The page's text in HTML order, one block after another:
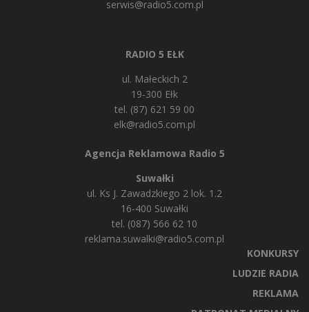
serwis@radio5.com.pl
RADIO 5 EŁK
ul. Małeckich 2
19-300 Ełk
tel. (87) 621 59 00
elk@radio5.com.pl
Agencja Reklamowa Radio 5
Suwałki
ul. Ks J. Zawadzkiego 2 lok. 1.2
16-400 Suwałki
tel. (087) 566 62 10
reklama.suwalki@radio5.com.pl
KONKURSY
LUDZIE RADIA
REKLAMA